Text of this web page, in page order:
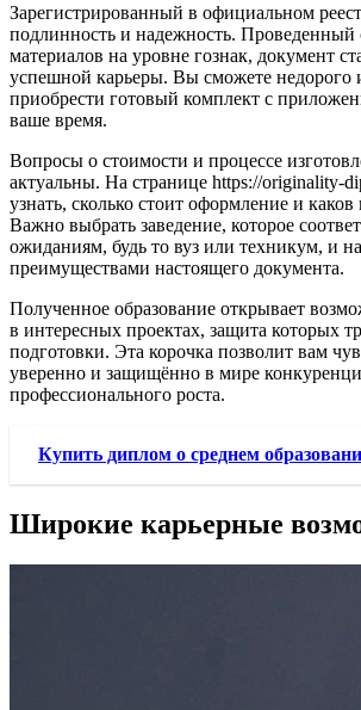
Зарегистрированный в официальном
подлинность и надежность. Проведенный
материалов на уровне гознак, документ
успешной карьеры. Вы сможете недорого
приобрести готовый комплект с
ваше время.
Вопросы о стоимости и процессе
актуальны. На странице https://originality-
узнать, сколько стоит оформление и каков
Важно выбрать заведение, которое
ожиданиям, будь то вуз или техникум, и
преимуществами настоящего документа.
Полученное образование открывает
в интересных проектах, защита которых
подготовки. Эта корочка позволит вам
уверенно и защищённо в мире
профессионального роста.
Купить диплом о среднем
Широкие карьерные